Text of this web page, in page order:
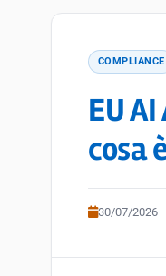
COMPLIANCE
EU
cosa
30/07/2026